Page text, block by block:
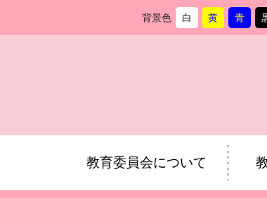
背景色
背
白
に
背
黄
に
背
青
に
教育委員会について